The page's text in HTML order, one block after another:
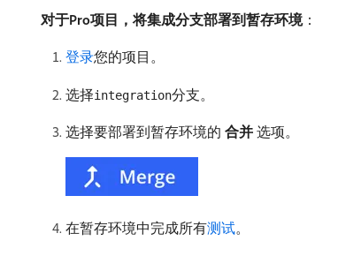
对于Pro项目，将集成分支部署到暂存环境：
登录您的项目。
选择integration分支。
选择要部署到暂存环境的​ 合并 ​选项。
在暂存环境中完成所有测试。